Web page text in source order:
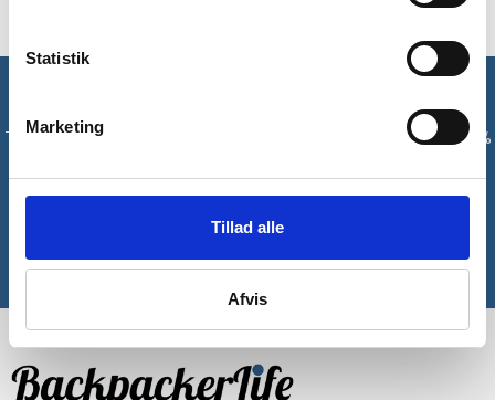
Statistik
Marketing
Tillad alle
Afvis
Tilmeld dig vores nyhedsbrev og modtag med det samme en 10%
*Gælder ikke allerede nedsatte varer